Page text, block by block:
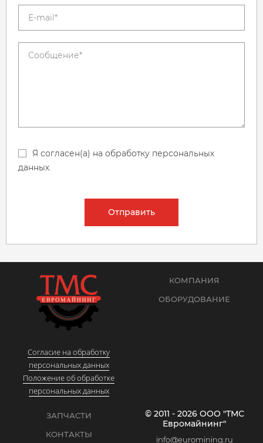
Я согласен(а) на обработку персональных
данных.
Отправить
Согласие на обработку
персональных данных
Положение об обработке
персональных данных
КОМПАНИЯ
ОБОРУДОВАНИЕ
ЗАПЧАСТИ
КОНТАКТЫ
© 2011 - 2026 ООО "ТМС
Евромайнинг"
info@euromining.ru